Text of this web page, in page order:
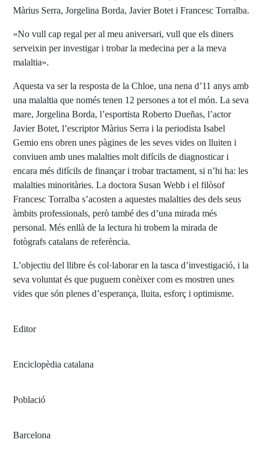
Màrius Serra, Jorgelina Borda, Javier Botet i Francesc Torralba.
«No vull cap regal per al meu aniversari, vull que els diners
serveixin per investigar i trobar la medecina per a la meva
malaltia».
Aquesta va ser la resposta de la Chloe, una nena d’11 anys amb
una malaltia que només tenen 12 persones a tot el món. La seva
mare, Jorgelina Borda, l’esportista Roberto Dueñas, l’actor
Javier Botet, l’escriptor Màrius Serra i la periodista Isabel
Gemio ens obren unes pàgines de les seves vides on lluiten i
conviuen amb unes malalties molt difícils de diagnosticar i
encara més difícils de finançar i trobar tractament, si n’hi ha: les
malalties minoritàries. La doctora Susan Webb i el filòsof
Francesc Torralba s’acosten a aquestes malalties des dels seus
àmbits professionals, però també des d’una mirada més
personal. Més enllà de la lectura hi trobem la mirada de
fotògrafs catalans de referència.
L’objectiu del llibre és col·laborar en la tasca d’investigació, i la
seva voluntat és que puguem conèixer com es mostren unes
vides que són plenes d’esperança, lluita, esforç i optimisme.
Editor
Enciclopèdia catalana
Població
Barcelona